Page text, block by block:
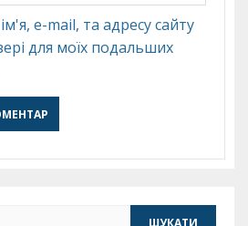
e-mail, та адресу сайту
для моїх подальших